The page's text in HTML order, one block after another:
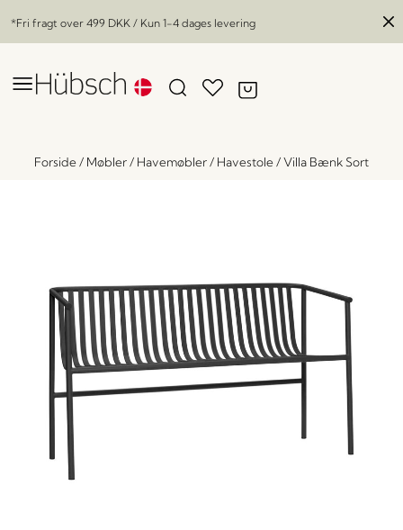
*Fri fragt over 499 DKK / Kun 1-4 dages levering
Forside/ Møbler/ Havemøbler/ Havestole/Villa Bænk Sort